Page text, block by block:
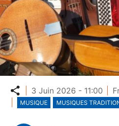
Partager
3 Juin 2026 - 11:00
MUSIQUE MUSIQUES